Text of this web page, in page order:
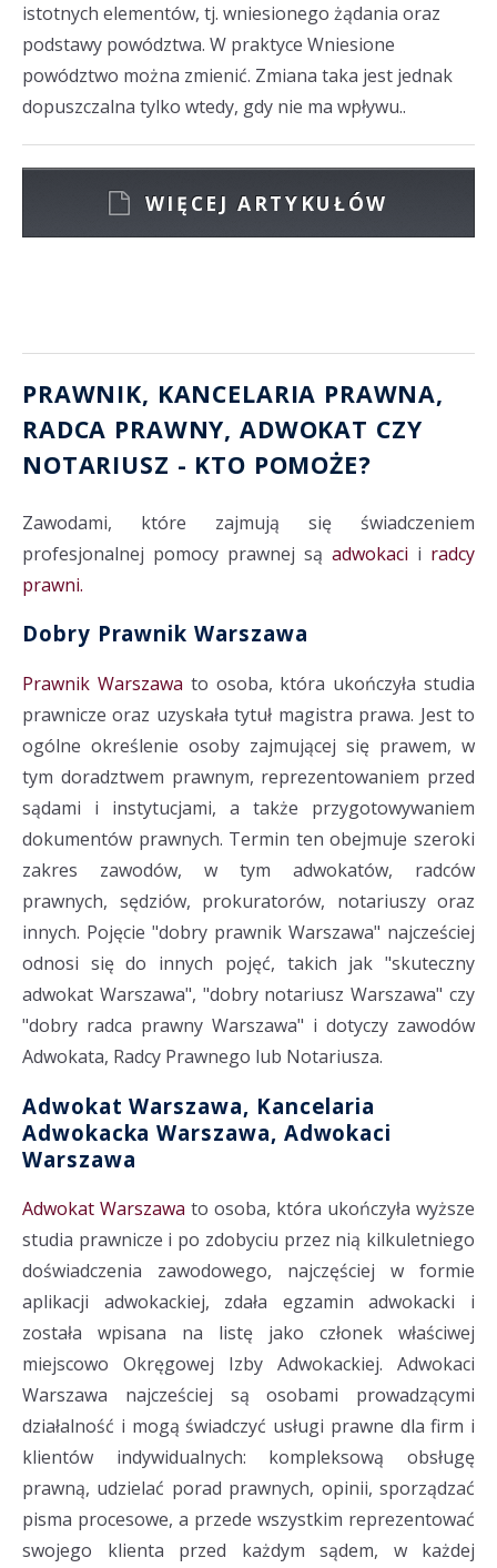
istotnych elementów, tj. wniesionego żądania oraz
podstawy powództwa. W praktyce Wniesione
powództwo można zmienić. Zmiana taka jest jednak
dopuszczalna tylko wtedy, gdy nie ma wpływu..
WIĘCEJ ARTYKUŁÓW
PRAWNIK, KANCELARIA PRAWNA,
RADCA PRAWNY, ADWOKAT CZY
NOTARIUSZ - KTO POMOŻE?
Zawodami, które zajmują się świadczeniem
profesjonalnej pomocy prawnej są adwokaci i radcy
prawni.
Dobry Prawnik Warszawa
Prawnik Warszawa to osoba, która ukończyła studia
prawnicze oraz uzyskała tytuł magistra prawa. Jest to
ogólne określenie osoby zajmującej się prawem, w
tym doradztwem prawnym, reprezentowaniem przed
sądami i instytucjami, a także przygotowywaniem
dokumentów prawnych. Termin ten obejmuje szeroki
zakres zawodów, w tym adwokatów, radców
prawnych, sędziów, prokuratorów, notariuszy oraz
innych. Pojęcie "dobry prawnik Warszawa" najcześciej
odnosi się do innych pojęć, takich jak "skuteczny
adwokat Warszawa", "dobry notariusz Warszawa" czy
"dobry radca prawny Warszawa" i dotyczy zawodów
Adwokata, Radcy Prawnego lub Notariusza.
Adwokat Warszawa, Kancelaria
Adwokacka Warszawa, Adwokaci
Warszawa
Adwokat Warszawa to osoba, która ukończyła wyższe
studia prawnicze i po zdobyciu przez nią kilkuletniego
doświadczenia zawodowego, najczęściej w formie
aplikacji adwokackiej, zdała egzamin adwokacki i
została wpisana na listę jako członek właściwej
miejscowo Okręgowej Izby Adwokackiej. Adwokaci
Warszawa najcześciej są osobami prowadzącymi
działalność i mogą świadczyć usługi prawne dla firm i
klientów indywidualnych: kompleksową obsługę
prawną, udzielać porad prawnych, opinii, sporządzać
pisma procesowe, a przede wszystkim reprezentować
swojego klienta przed każdym sądem, w każdej